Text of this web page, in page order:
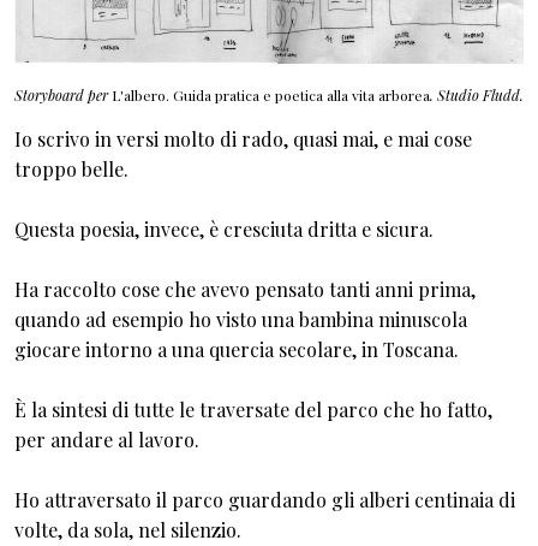
Storyboard perL'albero. Guida pratica e poetica alla vita arborea. Studio Fludd.
Io scrivo in versi molto di rado, quasi mai, e mai cose
troppo belle.
Questa poesia, invece, è cresciuta dritta e sicura.
Ha raccolto cose che avevo pensato tanti anni prima,
quando ad esempio ho visto una bambina minuscola
giocare intorno a una quercia secolare, in Toscana.
È la sintesi di tutte le traversate del parco che ho fatto,
per andare al lavoro.
Ho attraversato il parco guardando gli alberi centinaia di
volte, da sola, nel silenzio.